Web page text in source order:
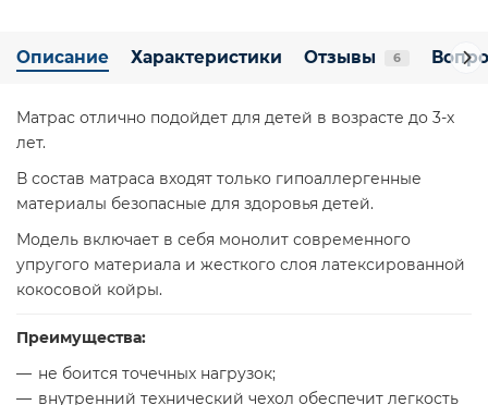
Описание Характеристики Отзывы 6
Матрас отлично подойдет для детей в возрасте до 3-х
лет.
В состав матраса входят только гипоаллергенные
материалы безопасные для здоровья детей.
Модель включает в себя монолит современного
упругого материала и жесткого слоя латексированной
кокосовой койры.
Преимущества:
не боится точечных нагрузок;
внутренний технический чехол обеспечит легкость